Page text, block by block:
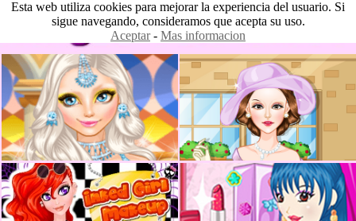
Esta web utiliza cookies para mejorar la experiencia del usuario. Si
sigue navegando, consideramos que acepta su uso.
Aceptar- Mas informacion